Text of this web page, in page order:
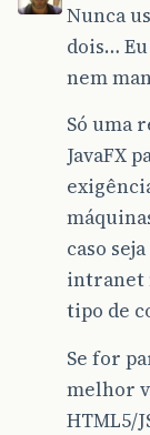
Nunca
dois…
nem
Só uma
JavaFX
caso
intranet
tipo de
Se for
melhor
HTML5/